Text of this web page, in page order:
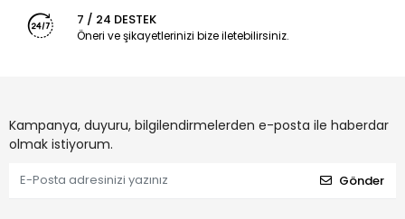
7 / 24 DESTEK
Öneri ve şikayetlerinizi bize iletebilirsiniz.
Kampanya, duyuru, bilgilendirmelerden e-posta ile haberdar
olmak istiyorum.
Gönder